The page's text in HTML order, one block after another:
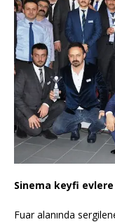
Sinema keyfi evlere
Fuar alanında